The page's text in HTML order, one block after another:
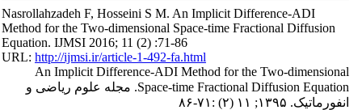
Nasrollahzadeh F, Hosseini S M. An Implicit Difference-ADI
Method for the Two-dimensional Space-time Fractional Diffusion
Equation. IJMSI 2016; 11 (2) :71-86
URL:http://ijmsi.ir/article-1-492-fa.html
An Implicit Difference-ADI Method for the Two-dimensional
Space-time Fractional Diffusion Equation. مجله علوم ریاضی و
انفورماتیک. ۱۳۹۵; ۱۱ (۲) :۷۱-۸۶